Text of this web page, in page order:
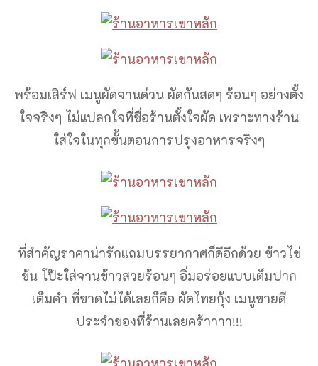
พร้อมเสิร์ฟ เมนูผัดจานด่วน ผัดกันสดๆ ร้อนๆ อย่างตั้ง
ใจจริงๆ ไม่แปลกใจที่ชื่อร้านตั้งใจผัด เพราะทางร้าน
ใส่ใจในทุกขั้นตอนการปรุงอาหารจริงๆ
ที่สำคัญราคาน่ารักแถมบรรยากาศก็ดีอีกด้วย ข้าวไข่
ข้น โป๊ะใส่จานข้าวสวยร้อนๆ อิ่มอร่อยแบบเต็มปาก
เต็มคำ ที่ขาดไ่ม่ได้เลยก็คือ ผัดไทยกุ้ง เมนูขายดี
ประจำของที่ร้านเลยคร้าาาา!!!